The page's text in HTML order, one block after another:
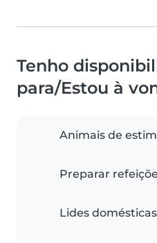
Tenho
para/Estou à
Animais de
Preparar
Lides domésticas